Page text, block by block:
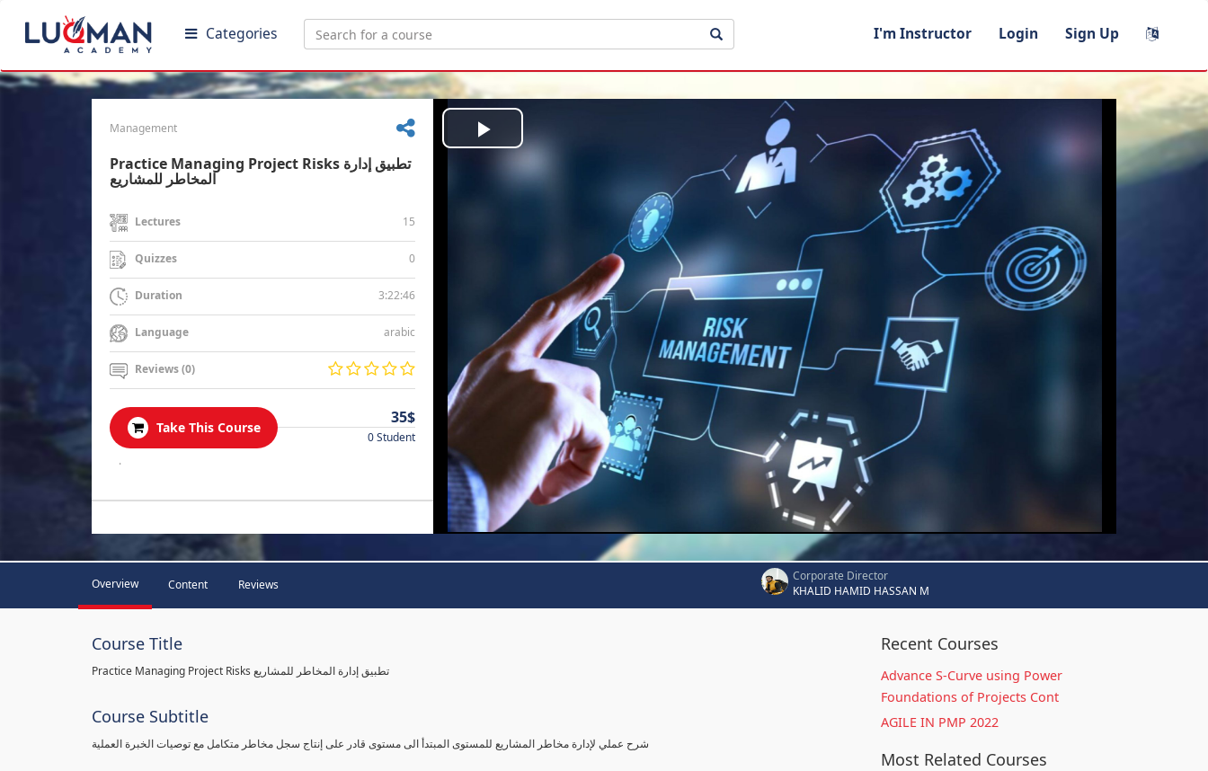
Categories I'm Instructor Login Sign Up
Management
Practice Managing Project Risks تطبيق إدارة
المخاطر للمشاريع
Lectures 15
Quizzes 0
Duration 3:22:46
Language arabic
Reviews (0)
Take This Course
35$
0 Student
.
Play
Video
Overview Content Reviews
Corporate Director
KHALID HAMID HASSAN M
Course Title
Practice Managing Project Risks تطبيق إدارة المخاطر للمشاريع
Course Subtitle
شرح عملي لإدارة مخاطر المشاريع للمستوى المبتدأ الى مستوى قادر على إنتاج سجل مخاطر متكامل مع توصيات الخبرة العملية
Recent Courses
Advance S-Curve using Power
Foundations of Projects Cont
AGILE IN PMP 2022
Most Related Courses